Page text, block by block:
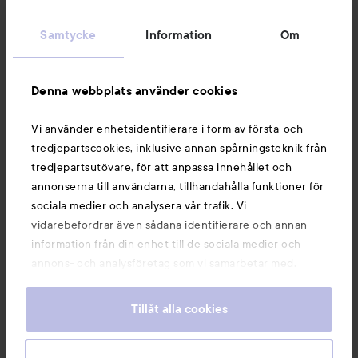
Samtycke Information Om
Denna webbplats använder cookies
Vi använder enhetsidentifierare i form av första-och
tredjepartscookies, inklusive annan spårningsteknik från
tredjepartsutövare, för att anpassa innehållet och
annonserna till användarna, tillhandahålla funktioner för
sociala medier och analysera vår trafik. Vi
vidarebefordrar även sådana identifierare och annan
information från din enhet till de sociala medier och
annons- och analysföretag som vi samarbetar med.
information som du har tillhandahållit eller som de har
våra cookies vid fortsatt användande av vår webbplats.
Tillåt alla cookies
Du kanske också gillar